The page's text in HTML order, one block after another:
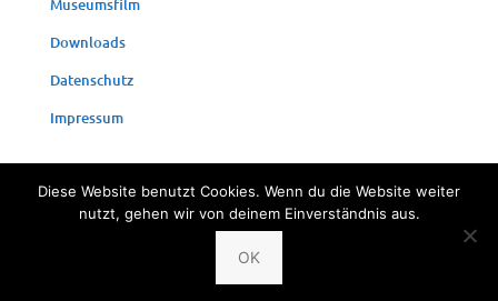
Down­loads
Daten­schutz
Impres­sum
© 2024 Fischereimuseum Bergheim/Sieg
Diese Website benutzt Cookies. Wenn du die Website weiter
nutzt, gehen wir von deinem Einverständnis aus.
OK